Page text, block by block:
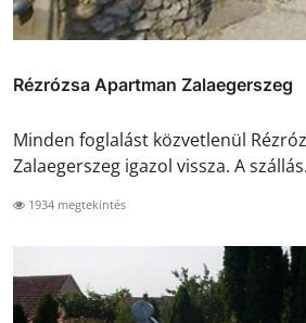
Rézrózsa Apartman Zalaegerszeg
Minden foglalást közvetlenül
Zalaegerszeg igazol vissza. A
1934 megtekintés